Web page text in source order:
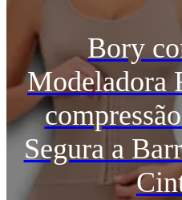
Bory
Modeladora
Segura a